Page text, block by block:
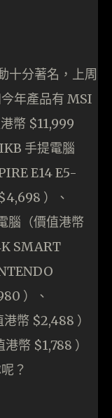
十分著名，上周
年產品有 MSI
幣 $11,999
手提電腦
E14 E5-
）、
腦（價值港幣
SMART
）、
幣 $2,488 ）
幣 $1,788 ）
？